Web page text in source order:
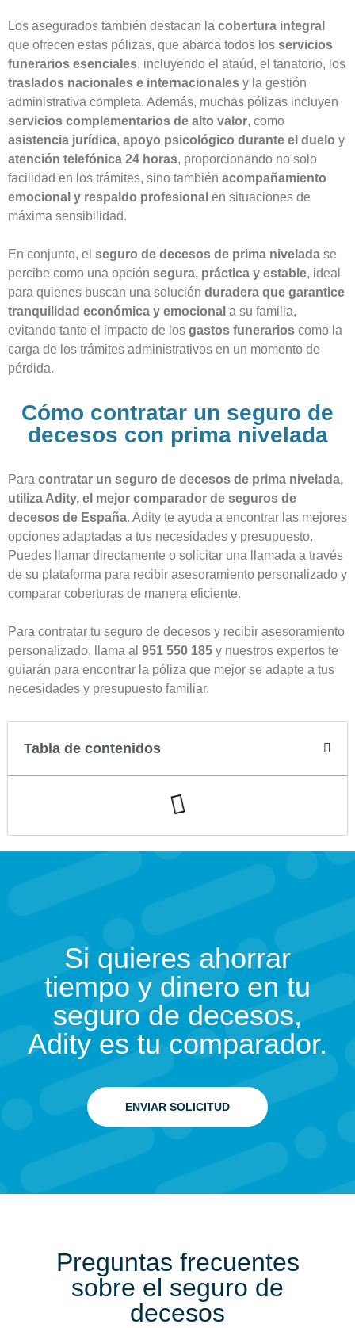
Los asegurados también destacan la cobertura integral
que ofrecen estas pólizas, que abarca todos los servicios
funerarios esenciales, incluyendo el ataúd, el tanatorio, los
traslados nacionales e internacionales y la gestión
administrativa completa. Además, muchas pólizas incluyen
servicios complementarios de alto valor, como
asistencia jurídica, apoyo psicológico durante el duelo y
atención telefónica 24 horas, proporcionando no solo
facilidad en los trámites, sino también acompañamiento
emocional y respaldo profesional en situaciones de
máxima sensibilidad.
En conjunto, el seguro de decesos de prima nivelada se
percibe como una opción segura, práctica y estable, ideal
para quienes buscan una solución duradera que garantice
tranquilidad económica y emocional a su familia,
evitando tanto el impacto de los gastos funerarios como la
carga de los trámites administrativos en un momento de
pérdida.
Cómo contratar un seguro de
decesos con prima nivelada
Para contratar un seguro de decesos de prima nivelada,
utiliza Adity, el mejor comparador de seguros de
decesos de España. Adity te ayuda a encontrar las mejores
opciones adaptadas a tus necesidades y presupuesto.
Puedes llamar directamente o solicitar una llamada a través
de su plataforma para recibir asesoramiento personalizado y
comparar coberturas de manera eficiente.
Para contratar tu seguro de decesos y recibir asesoramiento
personalizado, llama al 951 550 185 y nuestros expertos te
guiarán para encontrar la póliza que mejor se adapte a tus
necesidades y presupuesto familiar.
Tabla de contenidos
Si quieres ahorrar
tiempo y dinero en tu
seguro de decesos,
Adity es tu comparador.
ENVIAR SOLICITUD
Preguntas frecuentes
sobre el seguro de
decesos